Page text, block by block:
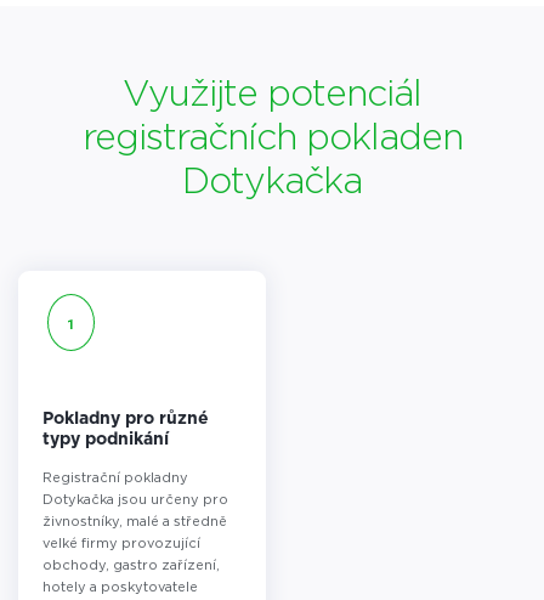
Využijte potenciál
registračních pokladen
Dotykačka
1
Pokladny pro různé
typy podnikání
Registrační pokladny
Dotykačka jsou určeny pro
živnostníky, malé a středně
velké firmy provozující
obchody, gastro zařízení,
hotely a poskytovatele